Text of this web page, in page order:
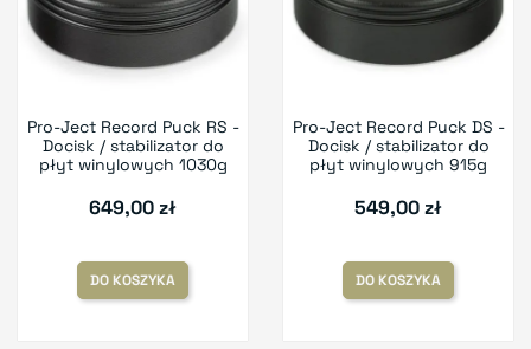
Pro-Ject Record Puck RS -
Docisk / stabilizator do
płyt winylowych 1030g
649,00 zł
DO KOSZYKA
Pro-Ject Record Puck DS -
Docisk / stabilizator do
płyt winylowych 915g
549,00 zł
DO KOSZYKA